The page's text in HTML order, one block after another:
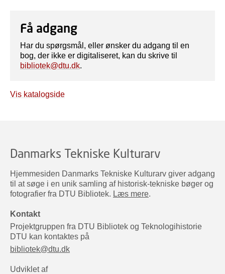
Få adgang
Har du spørgsmål, eller ønsker du adgang til en
bog, der ikke er digitaliseret, kan du skrive til
bibliotek@dtu.dk.
Vis katalogside
Danmarks Tekniske Kulturarv
Hjemmesiden Danmarks Tekniske Kulturarv giver adgang
til at søge i en unik samling af historisk-tekniske bøger og
fotografier fra DTU Bibliotek. Læs mere.
Kontakt
Projektgruppen fra DTU Bibliotek og Teknologihistorie
DTU kan kontaktes på
bibliotek@dtu.dk
Udviklet af